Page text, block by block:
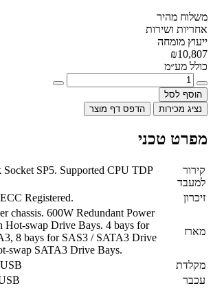
משלוח מהיר
אחריות ושירות
ייעוץ מומחה
₪10,807
כולל מע״מ
הוסף לסל
נציג מכירות
הדפס דף מוצר
מפרט טכני
קירור
למעבד
SP5. Supported CPU TDP
זיכרון
Registered.
מארז
chassis. 600W Redundant Power
Hot-swap Drive Bays. 4 bays for
8 bays for SAS3 / SATA3 Drive
swap SATA3 Drive Bays.
מקלדת
עכבר